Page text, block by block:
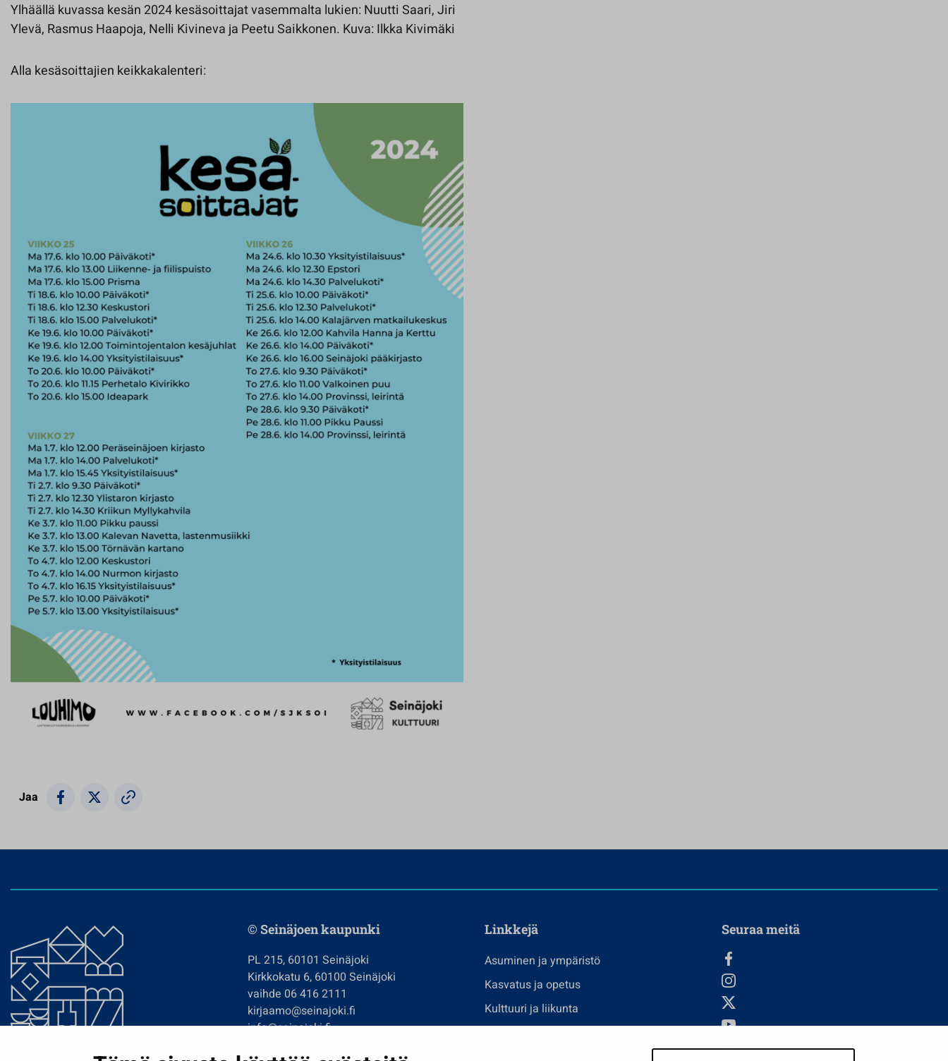
Ylhäällä kuvassa kesän 2024 kesäsoittajat vasemmalta lukien: Nuutti Saari, Jiri
Ylevä, Rasmus Haapoja, Nelli Kivineva ja Peetu Saikkonen. Kuva: Ilkka Kivimäki
Alla kesäsoittajien keikkakalenteri:
Jaa
© Seinäjoen kaupunki
PL 215, 60101 Seinäjoki
Kirkkokatu 6, 60100 Seinäjoki
vaihde 06 416 2111
kirjaamo@seinajoki.fi
info@seinajoki.fi
Linkkejä
Asuminen ja ympäristö
Kasvatus ja opetus
Kulttuuri ja liikunta
Seuraa meitä